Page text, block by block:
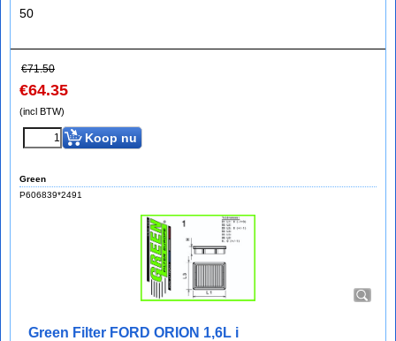
50
€71.50
€64.35
(incl BTW)
Koop nu
Green
P606839*2491
Green Filter FORD ORION 1,6L i